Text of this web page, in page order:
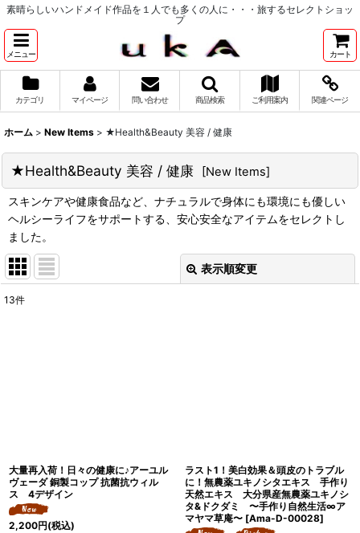
素晴らしいハンドメイド作品を１人でも多くの人に・・・旅するセレクトショッ
プ
メニュー カート
カテゴリ マイページ 問い合わせ 商品検索 ご利用案内 関連ページ
ホーム > New Items > ★Health&Beauty 美容 / 健康
★Health&Beauty 美容 / 健康 [New Items]
スキンケアや健康食品など、ナチュラルで身体にも環境にも優しい
ヘルシーライフをサポートする、安心安全なアイテムをセレクトし
ました。
表示順変更
13件
大量再入荷！日々の健康に♪アーユル
ヴェーダ 銅製コップ 抗菌抗ウィル
ス 4デザイン
2,200円(税込)
ラスト1！美白効果＆頭皮のトラブル
に！無農薬ユキノシタエキス 手作り
天然エキス 大分県産無農薬ユキノシ
タ&ドクダミ 〜手作り自然生活∞ア
マヤマ草庵〜 [Ama-D-00028]